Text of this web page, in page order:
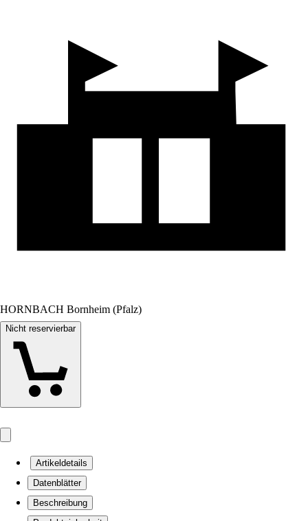
HORNBACH Bornheim (Pfalz)
Nicht reservierbar
Artikeldetails
Datenblätter
Beschreibung